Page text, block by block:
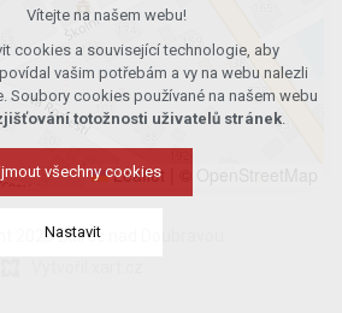
Leaflet
2026 Ždírec nad Doubravou
Vítejte na našem webu!
cookies a související technologie, aby
vašim potřebám a vy na webu nalezli
Soubory cookies používané na našem webu
totožnosti uživatelů stránek.
všechny cookies
Nastavit